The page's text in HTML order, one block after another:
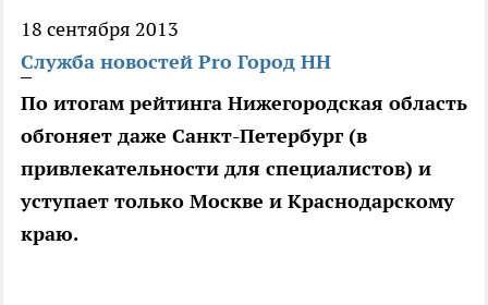
18 сентября 2013
Служба новостей Pro Город НН
По итогам рейтинга Нижегородская область
обгоняет даже Санкт-Петербург (в
привлекательности для специалистов) и
уступает только Москве и Краснодарскому
краю.